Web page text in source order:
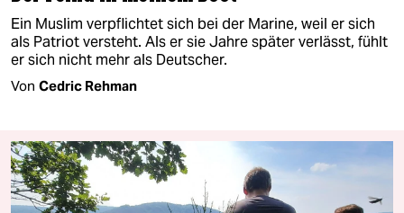
Ein Muslim verpflichtet sich bei der Marine, weil er sich
als Patriot versteht. Als er sie Jahre später verlässt, fühlt
er sich nicht mehr als Deutscher.
Von Cedric Rehman